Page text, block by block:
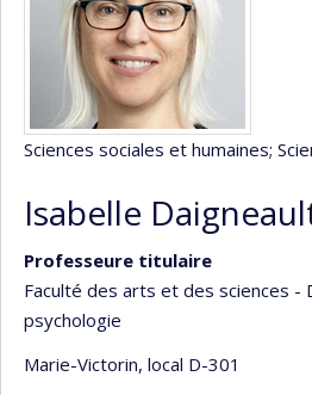
Sciences sociales et humaines;
Isabelle
Professeure titulaire
Faculté des arts et des sciences -
psychologie
Marie-Victorin, local D-301